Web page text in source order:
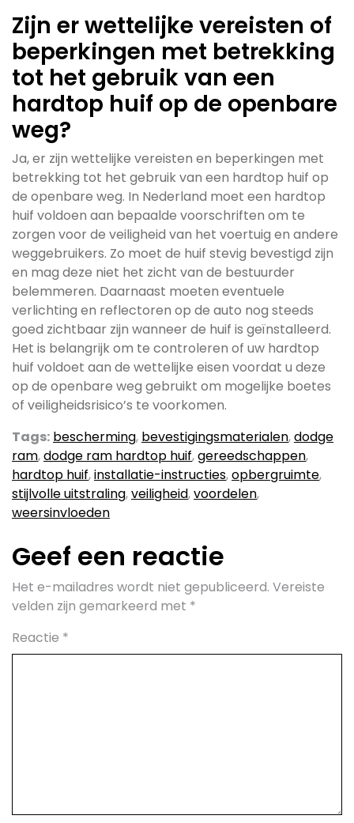
Zijn er wettelijke vereisten of
beperkingen met betrekking
tot het gebruik van een
hardtop huif op de openbare
weg?
Ja, er zijn wettelijke vereisten en beperkingen met
betrekking tot het gebruik van een hardtop huif op
de openbare weg. In Nederland moet een hardtop
huif voldoen aan bepaalde voorschriften om te
zorgen voor de veiligheid van het voertuig en andere
weggebruikers. Zo moet de huif stevig bevestigd zijn
en mag deze niet het zicht van de bestuurder
belemmeren. Daarnaast moeten eventuele
verlichting en reflectoren op de auto nog steeds
goed zichtbaar zijn wanneer de huif is geïnstalleerd.
Het is belangrijk om te controleren of uw hardtop
huif voldoet aan de wettelijke eisen voordat u deze
op de openbare weg gebruikt om mogelijke boetes
of veiligheidsrisico’s te voorkomen.
Tags: bescherming, bevestigingsmaterialen,dodge
ram,dodge ram hardtop huif,gereedschappen,
hardtop huif,installatie-instructies,opbergruimte,
stijlvolle uitstraling,veiligheid,voordelen,
weersinvloeden
Geef een reactie
Het e-mailadres wordt niet gepubliceerd. Vereiste
velden zijn gemarkeerd met *
Reactie *